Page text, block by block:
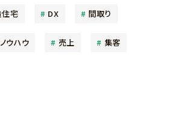
宅 DX 間取り
ウハウ 売上 集客